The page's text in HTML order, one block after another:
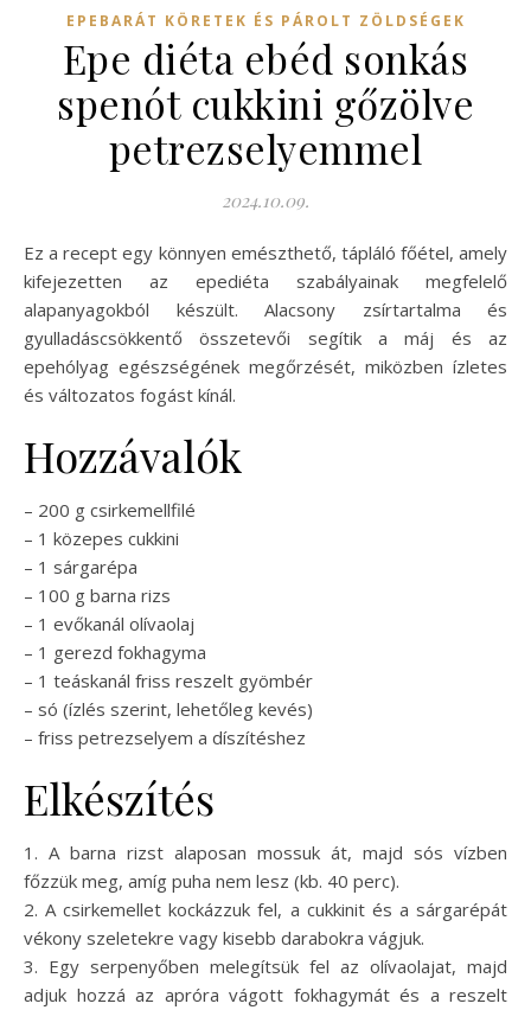
EPEBARÁT KÖRETEK ÉS PÁROLT ZÖLDSÉGEK
Epe diéta ebéd sonkás
spenót cukkini gőzölve
petrezselyemmel
2024.10.09.
Ez a recept egy könnyen emészthető, tápláló főétel, amely
kifejezetten az epediéta szabályainak megfelelő
alapanyagokból készült. Alacsony zsírtartalma és
gyulladáscsökkentő összetevői segítik a máj és az
epehólyag egészségének megőrzését, miközben ízletes
és változatos fogást kínál.
Hozzávalók
– 200 g csirkemellfilé
– 1 közepes cukkini
– 1 sárgarépa
– 100 g barna rizs
– 1 evőkanál olívaolaj
– 1 gerezd fokhagyma
– 1 teáskanál friss reszelt gyömbér
– só (ízlés szerint, lehetőleg kevés)
– friss petrezselyem a díszítéshez
Elkészítés
1. A barna rizst alaposan mossuk át, majd sós vízben
főzzük meg, amíg puha nem lesz (kb. 40 perc).
2. A csirkemellet kockázzuk fel, a cukkinit és a sárgarépát
vékony szeletekre vagy kisebb darabokra vágjuk.
3. Egy serpenyőben melegítsük fel az olívaolajat, majd
adjuk hozzá az apróra vágott fokhagymát és a reszelt